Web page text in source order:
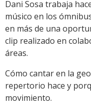
Dani Sosa trabaja
músico en los
en más de una
clip realizado en
áreas.
Cómo cantar en la
repertorio hace y
movimiento.